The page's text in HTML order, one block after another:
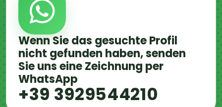
Wenn Sie das gesuchte Profil
nicht gefunden haben, senden
Sie uns eine Zeichnung per
WhatsApp
+39 3929544210